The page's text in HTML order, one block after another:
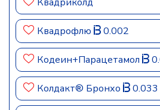
Квадрофлю 0.002
Кодеин+Парацетамол
Колдакт® Бронхо 0.033